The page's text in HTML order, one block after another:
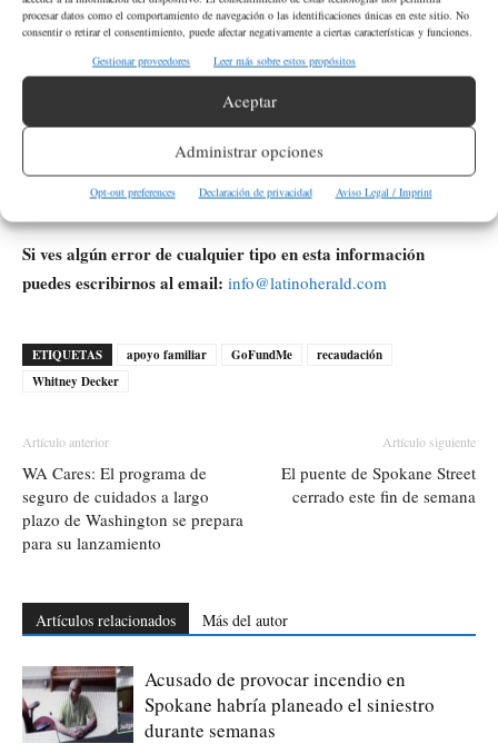
procesar datos como el comportamiento de navegación o las identificaciones únicas en este sitio. No
consentir o retirar el consentimiento, puede afectar negativamente a ciertas características y funciones.
Gestionar proveedores
Leer más sobre estos propósitos
Aceptar
Administrar opciones
Opt-out preferences Declaración de privacidad Aviso Legal / Imprint
contribuciones en cualquier banco de Cashmere Valley «En
memoria de las Decker Girls» o enviar tarjetas de regalo a la
dirección postal proporcionada.
KIRO 7.
Si ves algún error de cualquier tipo en esta información
puedes escribirnos al email: info@latinoherald.com
ETIQUETAS apoyo familiar GoFundMe
recaudación
Whitney Decker
Artículo anterior
WA Cares: El programa de
seguro de cuidados a largo
plazo de Washington se prepara
para su lanzamiento
Artículo siguiente
El puente de Spokane Street
cerrado este fin de semana
Artículos relacionados Más del autor
Acusado de provocar incendio en
Spokane habría planeado el siniestro
durante semanas